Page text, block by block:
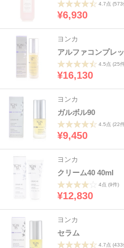
4.7点 (573
¥6,930
ヨンカ
アルファコンプレ
4.5点 (25
¥16,130
ヨンカ
ガルボル90
4.5点 (22
¥9,450
ヨンカ
クリーム40 40ml
4点 (9件)
¥12,830
ヨンカ
セラム
4.7点 (433